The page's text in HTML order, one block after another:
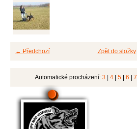
← Předchozí Zpět do složky
Automatické procházení: 3 | 4| 5| 6 | 7